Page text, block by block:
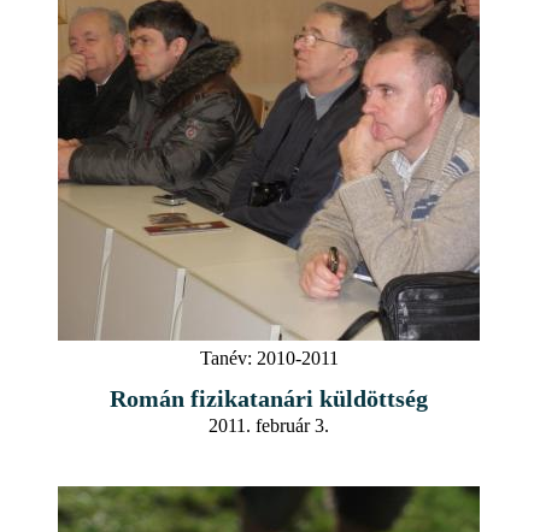
Tanév: 2010-2011
Román fizikatanári küldöttség
2011. február 3.